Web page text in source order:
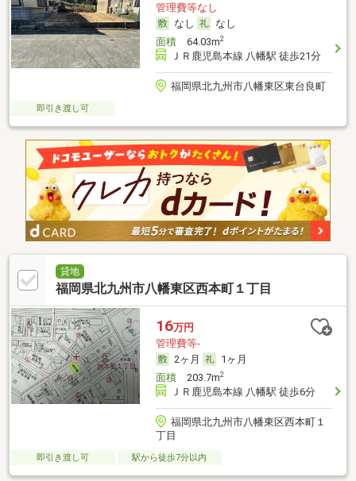
管理費等なし
なし
なし
面積64.03m2
ＪＲ鹿児島本線 八幡駅 徒歩21分
福岡県北九州市八幡東区東台良町
即引き渡し可
貸地
福岡県北九州市八幡東区西本町１丁目
16万円
管理費等-
2ヶ月
1ヶ月
面積203.7m2
ＪＲ鹿児島本線 八幡駅 徒歩6分
福岡県北九州市八幡東区西本町１
丁目
即引き渡し可 駅から徒歩7分以内